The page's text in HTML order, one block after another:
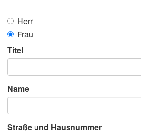
Herr
Frau
Titel
Name
Straße und Hausnummer